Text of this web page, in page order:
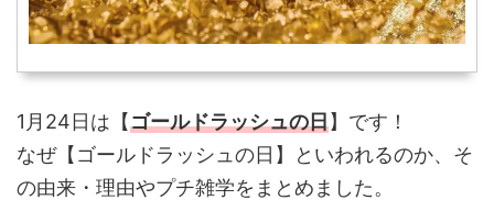
1月24日は【ゴールドラッシュの日】です！
なぜ【ゴールドラッシュの日】といわれるのか、そ
の由来・理由やプチ雑学をまとめました。